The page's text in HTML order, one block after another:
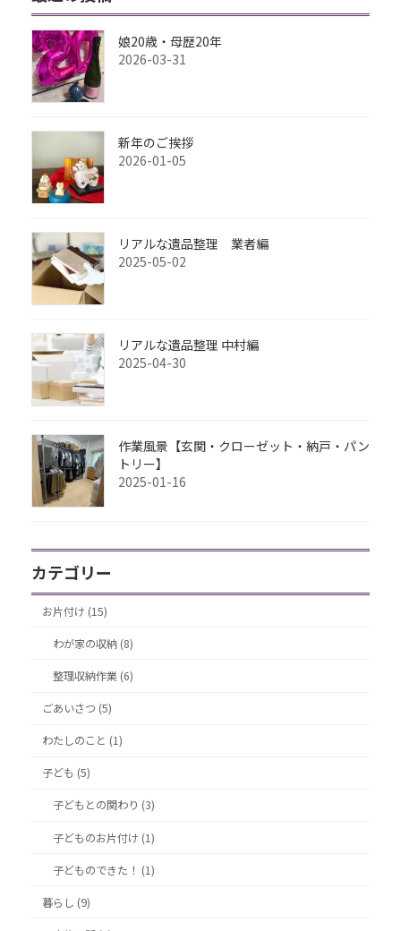
娘20歳・母歴20年
2026-03-31
新年のご挨拶
2026-01-05
リアルな遺品整理 業者編
2025-05-02
リアルな遺品整理 中村編
2025-04-30
作業風景【玄関・クローゼット・納戸・パン
トリー】
2025-01-16
カテゴリー
お片付け (15)
わが家の収納 (8)
整理収納作業 (6)
ごあいさつ (5)
わたしのこと (1)
子ども (5)
子どもとの関わり (3)
子どものお片付け (1)
子どものできた！ (1)
暮らし (9)